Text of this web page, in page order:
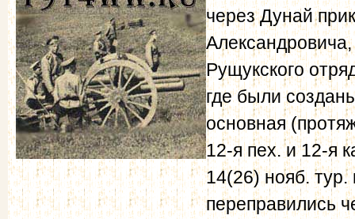
через Дунай
Рущукского
где были
основная
12-я пех. и 12-я
14(26) нояб. тур.
переправились